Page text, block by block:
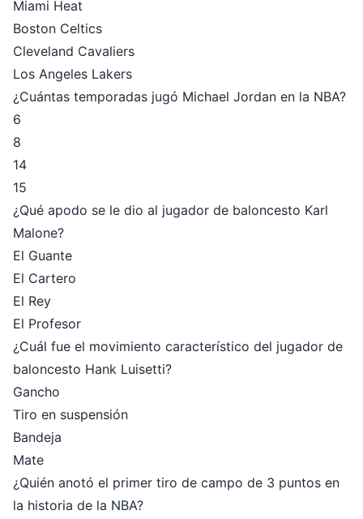
Miami Heat
Boston Celtics
Cleveland Cavaliers
Los Angeles Lakers
¿Cuántas temporadas jugó Michael Jordan en la NBA?
6
8
14
15
¿Qué apodo se le dio al jugador de baloncesto Karl
Malone?
El Guante
El Cartero
El Rey
El Profesor
¿Cuál fue el movimiento característico del jugador de
baloncesto Hank Luisetti?
Gancho
Tiro en suspensión
Bandeja
Mate
¿Quién anotó el primer tiro de campo de 3 puntos en
la historia de la NBA?